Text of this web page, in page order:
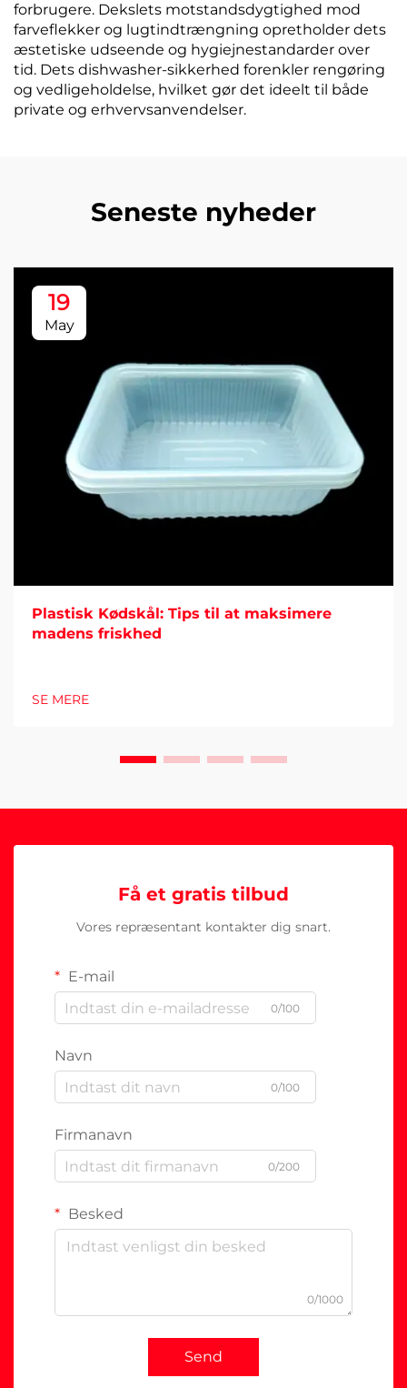
forbrugere. Dekslets motstandsdygtighed mod
farveflekker og lugtindtrængning opretholder dets
æstetiske udseende og hygiejnestandarder over
tid. Dets dishwasher-sikkerhed forenkler rengøring
og vedligeholdelse, hvilket gør det ideelt til både
private og erhvervsanvendelser.
Seneste nyheder
19
May
Plastisk Kødskål: Tips til at maksimere
madens friskhed
SE MERE
Få et gratis tilbud
Vores repræsentant kontakter dig snart.
E-mail
0/100
Navn
0/100
Firmanavn
0/200
Besked
0/1000
Send